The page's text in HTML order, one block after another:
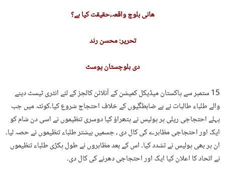
ھانی بلوچ واقعہ،حقیقت کیا ہے؟
تحریر: محسن رند
دی بلوچستان پوسٹ
15 ستمبر سے پاکستان میڈیکل کمیشن کے آنلائن کالجز کے لئے انٹری ٹیسٹ دینے
والے طلباء طالبات نے بے ضابطگیوں کے خلاف احتجاج شروع کیا۔کوئٹہ میں جب
پہلے احتجاجی ریلی پر پولیس نے پتھراؤ کیا دوسری تنظیموں نے اسی دن شام کو
ایک اور احتجاجی مظاہرے کی کال دی ، جسمیں بیشتر طلباء تنظیموں نے حصہ لیا۔
ان پر بھی پولیس نے تشدد کیا۔ اس کے بعد مظاہروں نے طول پکڑی طلباء تنظیموں
نے اتحاد کا اعلان کیا ایک اور احتجاجی دھرنے کی کال دی۔